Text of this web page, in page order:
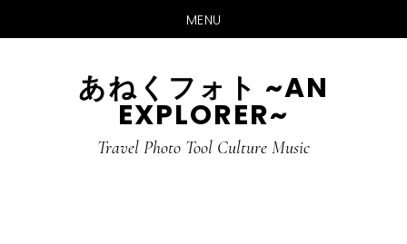
MENU
あねくフォト ~AN
EXPLORER~
Travel Photo Tool Culture Music